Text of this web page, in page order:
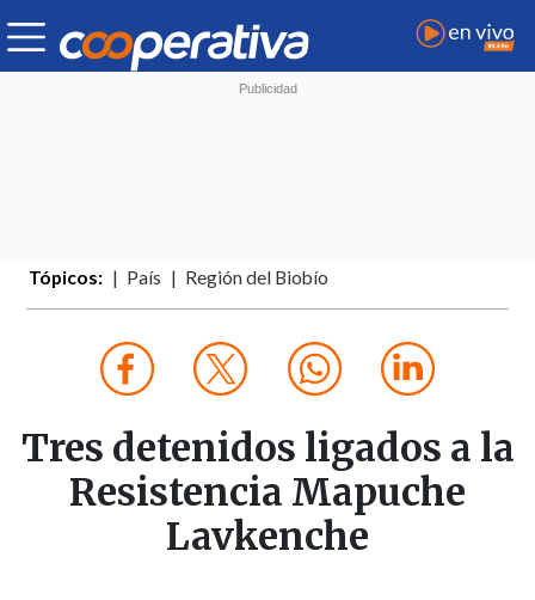
Tópicos: País Región del Biobío
Tres detenidos ligados a la
Resistencia Mapuche
Lavkenche